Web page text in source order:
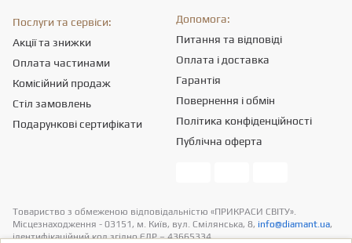
Послуги та сервіси:
Акції та знижки
Оплата частинами
Комісійний продаж
Стіл замовлень
Подарункові сертифікати
Допомога:
Питання та відповіді
Оплата і доставка
Гарантія
Повернення і обмін
Політика конфіденційності
Публічна оферта
Товариство з обмеженою вiдповiдальнiстю «ПРИКРАСИ СВІТУ».
Місцезнаходження - 03151, м. Київ, вул. Смілянська, 8, info@diamant.ua,
ідентифікаційний код згідно ЄДР – 43665334.